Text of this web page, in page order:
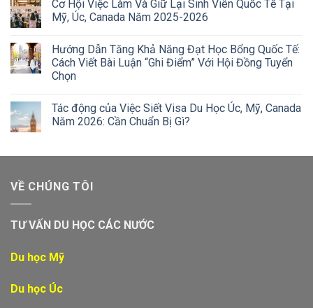
Cơ Hội Việc Làm Và Giữ Lại Sinh Viên Quốc Tế Tại
Mỹ, Úc, Canada Năm 2025-2026
Hướng Dẫn Tăng Khả Năng Đạt Học Bổng Quốc Tế:
Cách Viết Bài Luận “Ghi Điểm” Với Hội Đồng Tuyển
Chọn
Tác động của Việc Siết Visa Du Học Úc, Mỹ, Canada
Năm 2026: Cần Chuẩn Bị Gì?
VỀ CHÚNG TÔI
TƯ VẤN DU HỌC CÁC NƯỚC
Du học Mỹ
Du học Úc